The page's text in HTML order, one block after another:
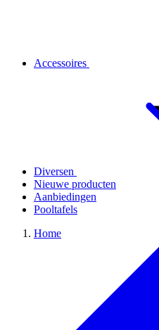
Accessoires
Diversen
Nieuwe producten
Aanbiedingen
Pooltafels
Home